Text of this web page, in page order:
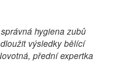
hygiena zubů
výsledky bělící
přední expertka